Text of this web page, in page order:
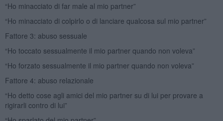
“Ho minacciato di far male al mio partner”
“Ho minacciato di colpirlo o di lanciare qualcosa sul mio partner”
Fattore 3: abuso sessuale
“Ho toccato sessualmente il mio partner quando non voleva”
“Ho forzato sessualmente il mio partner quando non voleva”
Fattore 4: abuso relazionale
“Ho detto cose agli amici del mio partner su di lui per provare a
rigirarli contro di lui”